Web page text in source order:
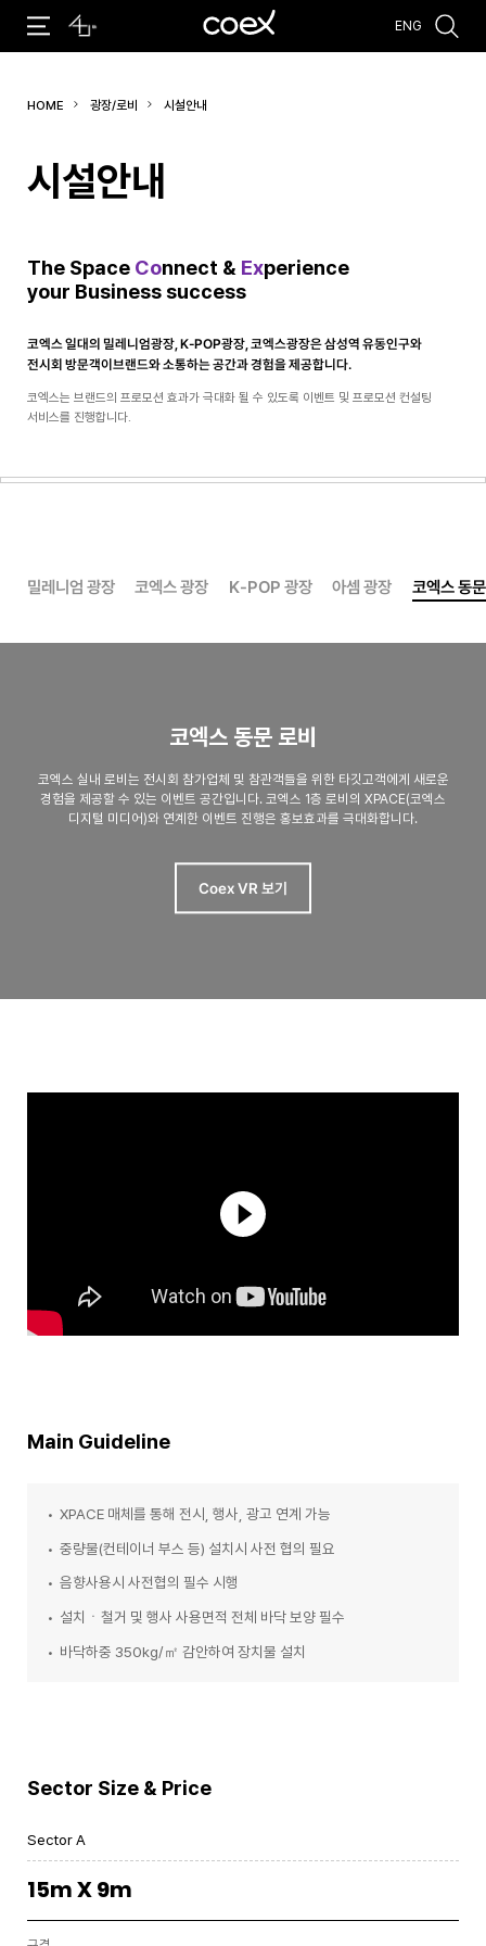
#주최 전시회 #전시장 임대
ENG
HOME 광장/로비 시설안내
시설안내
The Space Connect & Experience
your Business success
코엑스 일대의 밀레니엄광장, K-POP광장, 코엑스광장은 삼성역 유동인구와
전시회 방문객이브랜드와 소통하는 공간과 경험을 제공합니다.
코엑스는 브랜드의 프로모션 효과가 극대화 될 수 있도록 이벤트 및 프로모션 컨설팅
서비스를 진행합니다.
밀레니엄 광장 코엑스 광장 K-POP 광장 아셈 광장 코엑스 동
코엑스 동문 로비
코엑스 실내 로비는 전시회 참가업체 및 참관객들을 위한 타깃고객에게 새로운
경험을 제공할 수 있는 이벤트 공간입니다. 코엑스 1층 로비의 XPACE(코엑스
디지털 미디어)와 연계한 이벤트 진행은 홍보효과를 극대화합니다.
Coex VR 보기
Main Guideline
• XPACE 매체를 통해 전시, 행사, 광고 연계 가능
• 중량물(컨테이너 부스 등) 설치시 사전 협의 필요
• 음향사용시 사전협의 필수 시행
• 설치ㆍ철거 및 행사 사용면적 전체 바닥 보양 필수
• 바닥하중 350kg/㎡ 감안하여 장치물 설치
Sector Size & Price
Sector A
15m X 9m